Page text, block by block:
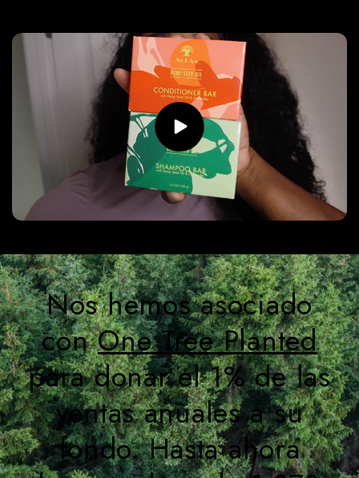
Nos hemos asociado
conOne Tree Planted
para donar el 1% de las
ventas anuales a su
fondo. Hasta ahora